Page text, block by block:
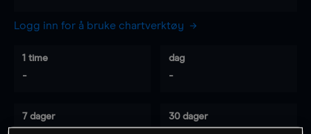
Logg inn for å bruke chartverktøy
1 time
-
dag
-
7 dager 30 dager